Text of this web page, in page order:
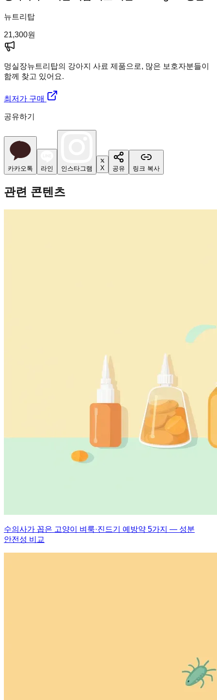
뉴트리탑
21,300원
멍실장뉴트리탑의 강아지 사료 제품으로, 많은 보호자분들이
함께 찾고 있어요.
최저가 구매
공유하기
카카오톡 라인 인스타그램 X 공유 링크 복사
관련 콘텐츠
수의사가 꼽은 고양이 벼룩·진드기 예방약 5가지 — 성분
안전성 비교